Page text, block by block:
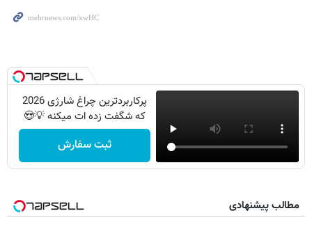
پرکاربردترین چراغ شارژی 2026
که شگفت زده ات میکنه 💡😍
ثبت سفارش
مطالب پیشنهادی